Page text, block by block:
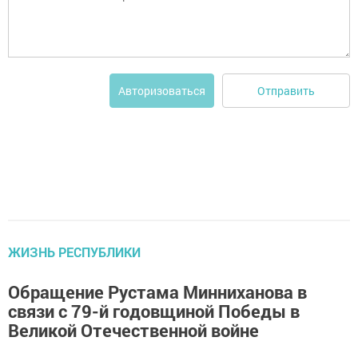
Авторизоваться Отправить
ЖИЗНЬ РЕСПУБЛИКИ
Обращение Рустама Минниханова в
связи с 79-й годовщиной Победы в
Великой Отечественной войне